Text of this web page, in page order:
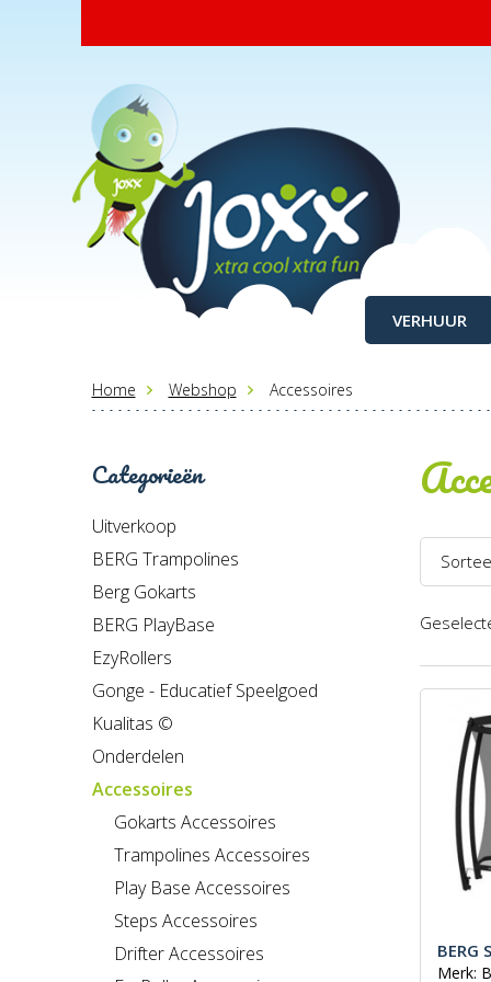
VERHUUR
Home Webshop Accessoires
Categorieën
Uitverkoop
BERG Trampolines
Berg Gokarts
BERG PlayBase
EzyRollers
Gonge - Educatief Speelgoed
Kualitas ©
Onderdelen
Accessoires
Gokarts Accessoires
Trampolines Accessoires
Play Base Accessoires
Steps Accessoires
Drifter Accessoires
Prijs
Prijs
Merk: